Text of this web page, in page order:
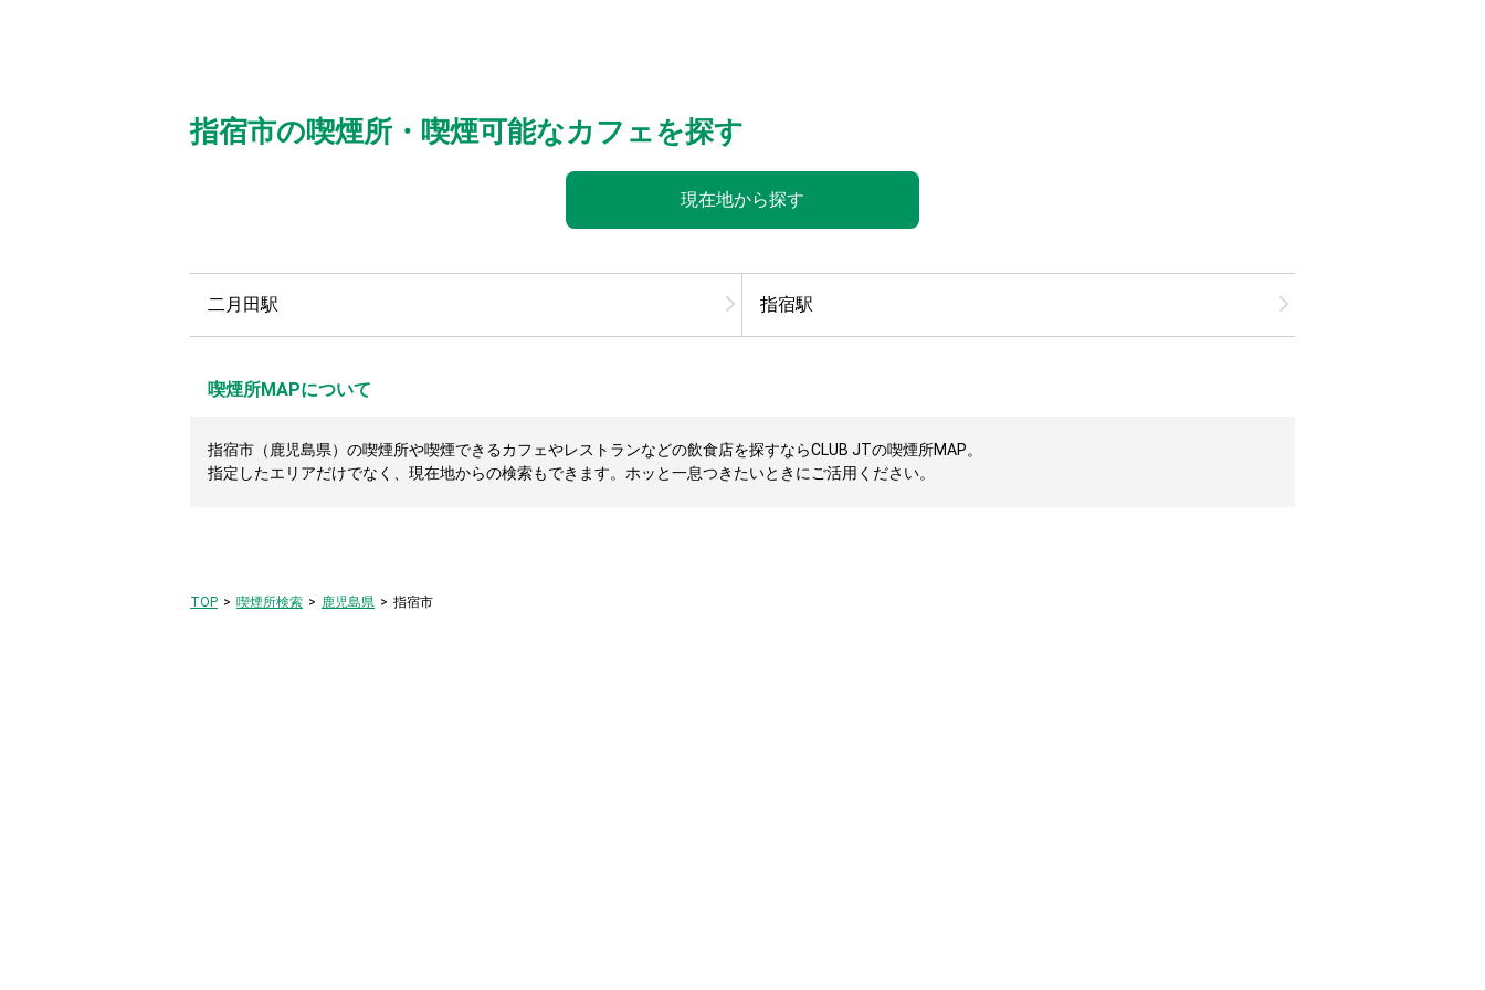
指宿市の喫煙所・喫煙可能なカフェを探す
現在地から探す
二月田駅 指宿駅
喫煙所MAPについて
指宿市（鹿児島県）の喫煙所や喫煙できるカフェやレストランなどの飲食店を探すならCLUB JTの喫煙所MAP。
指定したエリアだけでなく、現在地からの検索もできます。ホッと一息つきたいときにご活用ください。
TOP 喫煙所検索 鹿児島県 指宿市